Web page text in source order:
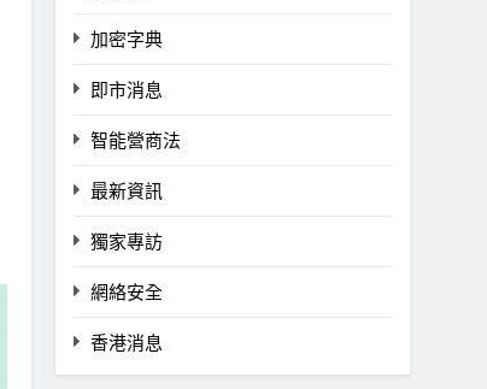
加密字典
即市消息
智能營商法
最新資訊
獨家專訪
網絡安全
香港消息